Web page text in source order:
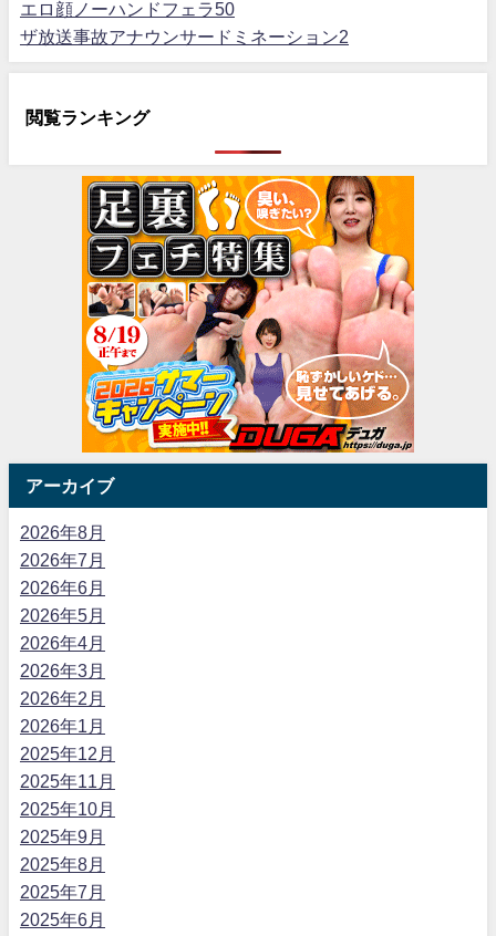
エロ顔ノーハンドフェラ50
ザ放送事故アナウンサードミネーション2
閲覧ランキング
アーカイブ
2026年8月
2026年7月
2026年6月
2026年5月
2026年4月
2026年3月
2026年2月
2026年1月
2025年12月
2025年11月
2025年10月
2025年9月
2025年8月
2025年7月
2025年6月